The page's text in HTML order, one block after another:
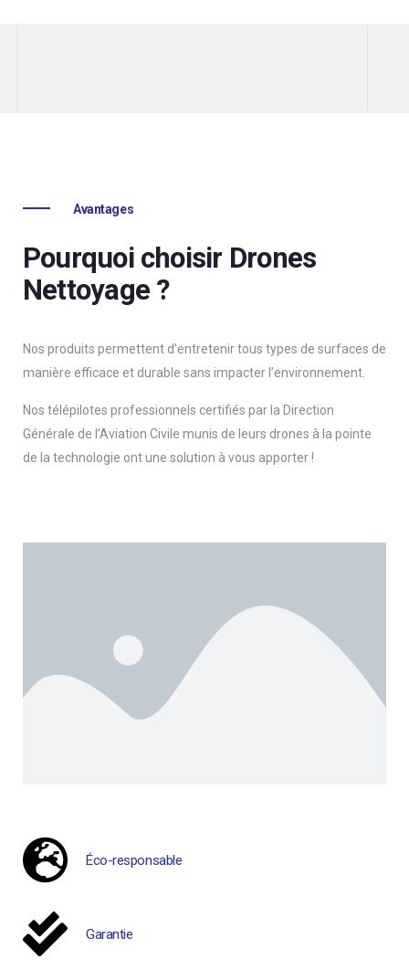
Avantages
Pourquoi choisir Drones
Nettoyage ?
Nos produits permettent d’entretenir tous types de surfaces de
manière efficace et durable sans impacter l’environnement.
Nos télépilotes professionnels certifiés par la Direction
Générale de l’Aviation Civile munis de leurs drones à la pointe
de la technologie ont une solution à vous apporter !
Éco-responsable
Garantie